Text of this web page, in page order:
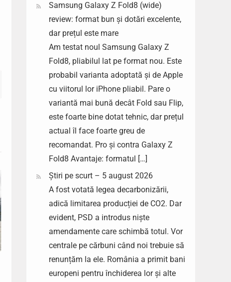
Samsung Galaxy Z Fold8 (wide)
review: format bun și dotări excelente,
dar prețul este mare
Am testat noul Samsung Galaxy Z
Fold8, pliabilul lat pe format nou. Este
probabil varianta adoptată și de Apple
cu viitorul lor iPhone pliabil. Pare o
variantă mai bună decât Fold sau Flip,
este foarte bine dotat tehnic, dar prețul
actual îl face foarte greu de
recomandat. Pro și contra Galaxy Z
Fold8 Avantaje: formatul […]
Știri pe scurt – 5 august 2026
A fost votată legea decarbonizării,
adică limitarea producției de CO2. Dar
evident, PSD a introdus niște
amendamente care schimbă totul. Vor
centrale pe cărbuni când noi trebuie să
renunțăm la ele. România a primit bani
europeni pentru închiderea lor și alte